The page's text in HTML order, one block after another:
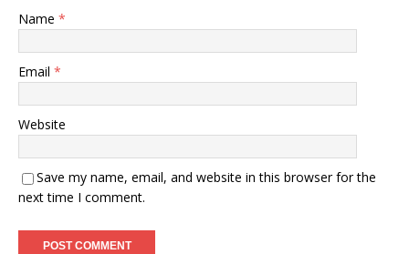
Name *
Email *
Website
Save my name, email, and website in this browser for the
next time I comment.